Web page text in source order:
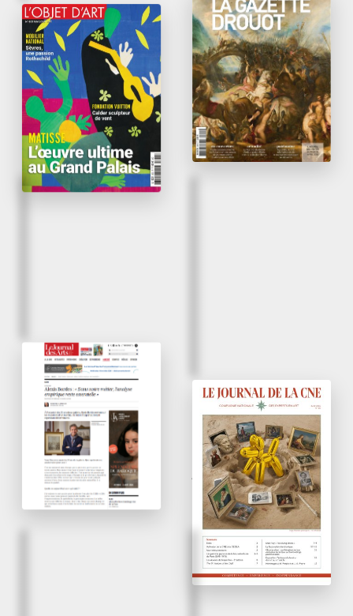
May 2026
L’œil d’Alexis Bordes
L’Objet d’Art
April 2026
En galerie : tableaux et
dessins du XVIe au
XXe siècle chez
Bordes
La Gazette Drouot
April 2026
« Dans notre métier,
l’analyse empirique
reste essentielle »
Le Journal des Arts
April 2026
Tableaux & dessins du
XVIe au XXe siècle
Journal de la CNE